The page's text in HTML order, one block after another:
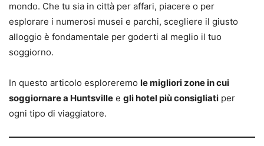
mondo. Che tu sia in città per affari, piacere o per
esplorare i numerosi musei e parchi, scegliere il giusto
alloggio è fondamentale per goderti al meglio il tuo
soggiorno.
In questo articolo esploreremo le migliori zone in cui
soggiornare a Huntsville e gli hotel più consigliati per
ogni tipo di viaggiatore.